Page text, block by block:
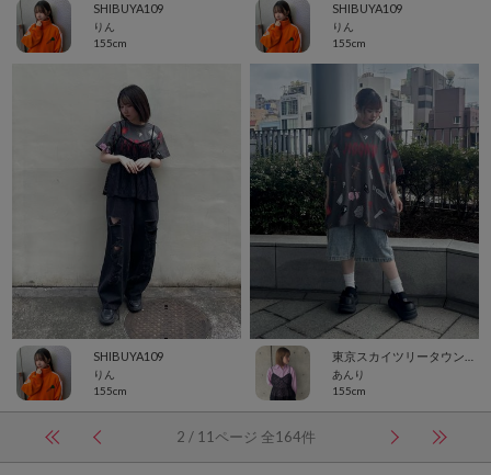
SHIBUYA109
りん
155cm
SHIBUYA109
りん
155cm
SHIBUYA109
りん
155cm
あんり
155cm
2 / 11ページ 全164件